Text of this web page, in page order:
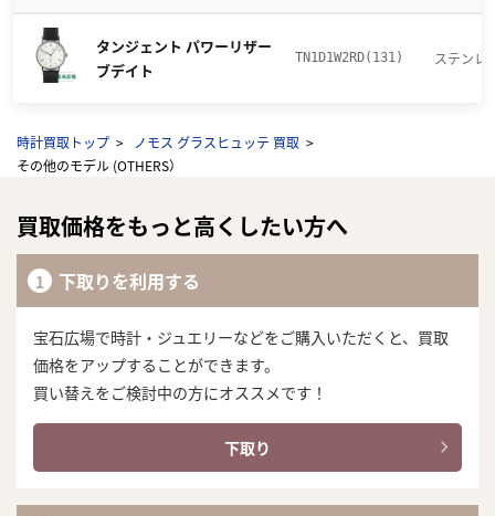
タンジェント パワーリザー
ブデイト
TN1D1W2RD(131) ステンレ
時計買取トップ
ノモス グラスヒュッテ 買取
その他のモデル (OTHERS）
買取価格をもっと高くしたい方へ
下取りを利用する
宝石広場で時計・ジュエリーなどをご購入いただくと、買取
価格をアップすることができます。
買い替えをご検討中の方にオススメです！
下取り